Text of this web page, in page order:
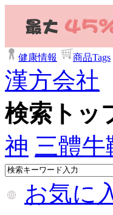
健康情報 商品Tags
漢方会社
検索トッ
神 三體牛
お気に